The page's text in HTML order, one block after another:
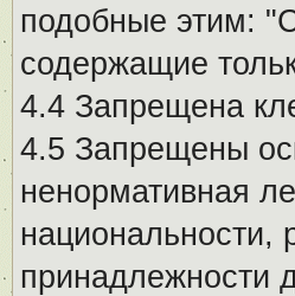
подобные этим:
содержащие
4.4 Запрещена
4.5 Запрещены
ненормативная
национальности,
принадлежности